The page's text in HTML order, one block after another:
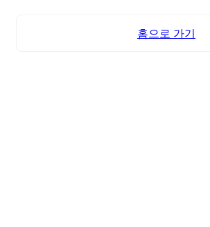
홈으로 가기